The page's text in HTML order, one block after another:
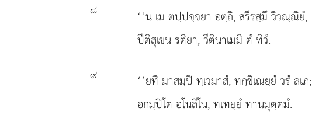
๘. ‘‘น เม ตปฺปจฺจยา อตฺถิ, สรีรสฺมึ วิวณฺณิยํ;
ปีติสุเขน รติยา, วีตินาเมมิ ตํ ทิวํ.
๙.
‘‘ยทิ มาสมฺปิ ทฺเวมาสํ, ทกฺขิเณยฺยํ วรํ ลเภ;
อกมฺปิโต อโนลีโน, ทเทยฺยํ ทานมุตฺตมํ.